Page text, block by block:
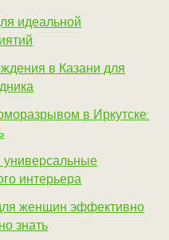
идеальной
в Казани для
в Иркутске:
универсальные
интерьера
женщин эффективно
знать